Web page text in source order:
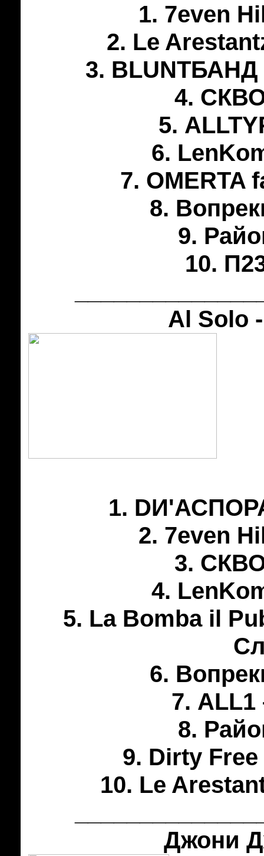
1. 7even
2. Le
3. BLUNTБАНД
4.
5.
6.
7. OMERTA
8.
9.
10.
Al Solo
1.
2. 7even
3.
4.
5. La Bomba il
6.
7. ALL1
8.
9. Dirty Free
10. Le
Джони